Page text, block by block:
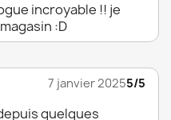
incroyable !! je
:D
7 janvier 20255/5
quelques